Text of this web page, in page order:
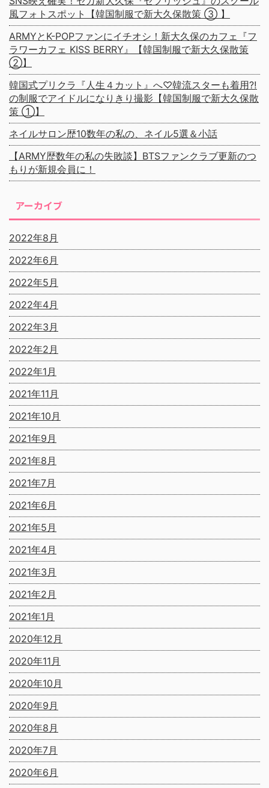
風フォトスポット【韓国制服で新大久保散策 ③ 】
ARMYとK-POPファンにイチオシ！新大久保のカフェ『フ
ラワーカフェ KISS BERRY』【韓国制服で新大久保散策
②】
韓国式プリクラ『人生４カット』へ♡韓流スターも着用⁈
の制服でアイドルになりきり撮影【韓国制服で新大久保散
策 ①】
ネイルサロン歴10数年の私の、ネイル5選＆小話
【ARMY歴数年の私の失敗談】BTSファンクラブ更新のつ
もりが新規会員に！
アーカイブ
2022年8月
2022年6月
2022年5月
2022年4月
2022年3月
2022年2月
2022年1月
2021年11月
2021年10月
2021年9月
2021年8月
2021年7月
2021年6月
2021年5月
2021年4月
2021年3月
2021年2月
2021年1月
2020年12月
2020年11月
2020年10月
2020年9月
2020年8月
2020年7月
2020年6月